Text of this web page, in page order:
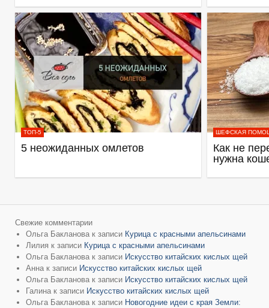
ТОП-5
5 неожиданных омлетов
ШЕФСКАЯ
Как не
нужна
Свежие комментарии
Ольга Бакланова к записи Курица с красными апельсинами
Лилия к записи Курица с красными апельсинами
Ольга Бакланова к записи Искусство китайских кислых щей
Анна к записи Искусство китайских кислых щей
Ольга Бакланова к записи Искусство китайских кислых щей
Галина к записи Искусство китайских кислых щей
Ольга Бакланова к записи Новогодние идеи с края Земли: